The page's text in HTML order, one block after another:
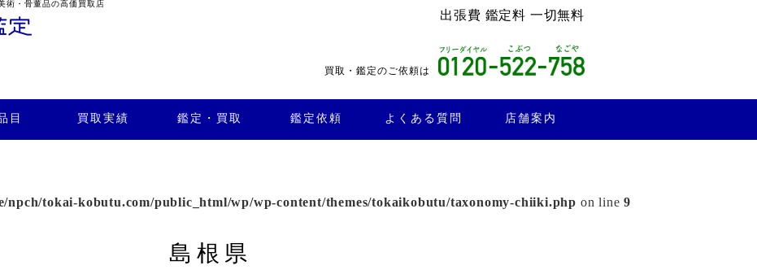
術・骨董品の高価買取店
出張費 鑑定料 一切無料
買取・鑑定のご依頼は
目 買取実績 鑑定・買取 鑑定依頼 よくある質問 店舗案内
npch/tokai-kobutu.com/public_html/wp/wp-content/themes/tokaikobutu/taxonomy-chiiki.php on line9
島根県